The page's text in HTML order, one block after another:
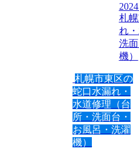
札
れ
洗
機）
札幌市東区の
蛇口水漏れ・
水道修理（台
所・洗面台・
お風呂・洗濯
機）